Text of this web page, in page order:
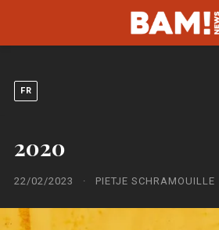
FR
2020
22/02/2023 · PIETJE SCHRAMOUILLE